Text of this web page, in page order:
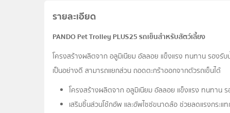
รายละเอียด
PANDO Pet Trolley PLUS25 รถเข็นสำหรับสัตว์เลี้ยง
โครงสร้างผลิตจาก อลูมิเนียม อัลลอย แข็งแรง ทนทาน รองรับ
เป็นอย่างดี สามารถแยกส่วน ถอดตะกร้าออกจากตัวรถเข็นได้
โครงสร้างผลิตจาก อลูมิเนียม อัลลอย แข็งแรง ทนทาน
เสริมชิ้นส่วนโช้กอัพ และอัพไซซ์ขนาดล้อ ช่วยลดแรงกระแท